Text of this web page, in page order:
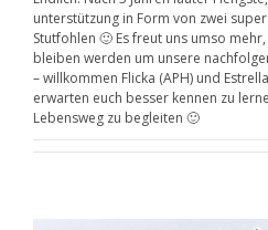
unterstützung in Form von zwei
Stutfohlen 🙂 Es freut uns umso
bleiben werden um unsere
– willkommen Flicka (APH) und
erwarten euch besser kennen zu
Lebensweg zu begleiten 🙂